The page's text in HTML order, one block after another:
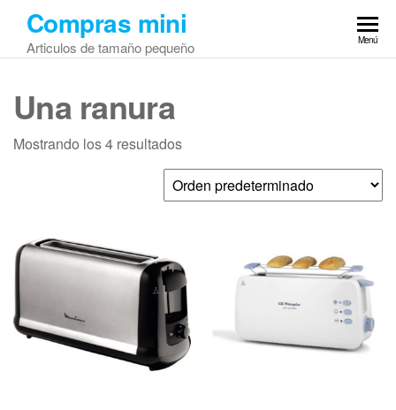
Saltar
contenido
Compras mini
Articulos de tamaño pequeño Menú
Una ranura
Mostrando los 4 resultados